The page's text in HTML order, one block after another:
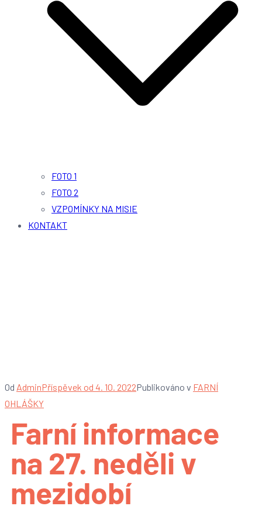
FOTO 1
FOTO 2
VZPOMÍNKY NA MISIE
KONTAKT
Od AdminPříspěvek od 4. 10. 2022Publikováno v FARNÍ
OHLÁŠKY
Farní informace
na 27. neděli v
mezidobí